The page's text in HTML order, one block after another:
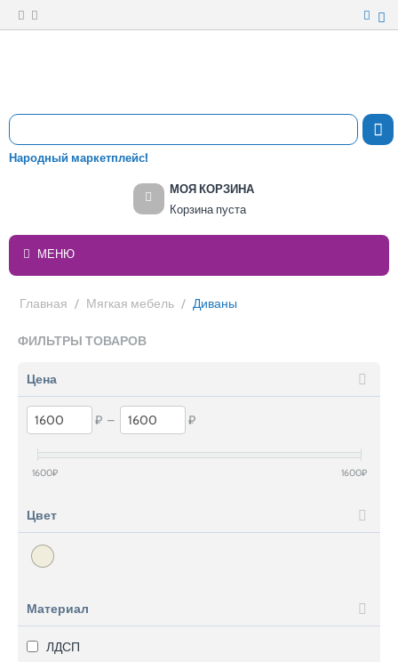
Народный маркетплейс!
МОЯ КОРЗИНА
Корзина пуста
МЕНЮ
Главная / Мягкая мебель / Диваны
ФИЛЬТРЫ ТОВАРОВ
Цена
₽ – ₽
1600₽ 1600₽
Цвет
Материал
ЛДСП